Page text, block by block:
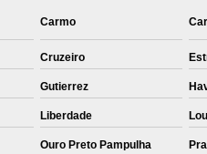
Carmo
Cruzeiro
Gutierrez
Liberdade
Ouro Preto Pampulha